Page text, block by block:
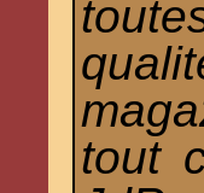
tout